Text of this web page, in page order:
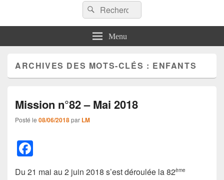
Handicap Santé
Missions chirurgicales orthopédiques au Tchad
Recherche :
Rechercher
Menu
ARCHIVES DES MOTS-CLÉS : ENFANTS
Mission n°82 – Mai 2018
Posté le 08/06/2018par LM
a
Du 21 mai au 2 juin 2018 s’est déroulée la 82ème